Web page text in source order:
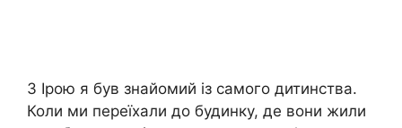
З Ірою я був знайомий із самого дитинства.
Коли ми переїхали до будинку, де вони жили